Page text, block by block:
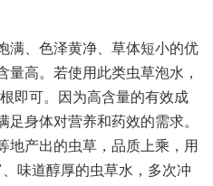
满、色泽黄净、草体短小的优
量高。若使用此类虫草泡水，
即可。因为高含量的有效成
身体对营养和药效的需求。
地产出的虫草，品质上乘，用
味道醇厚的虫草水，多次冲